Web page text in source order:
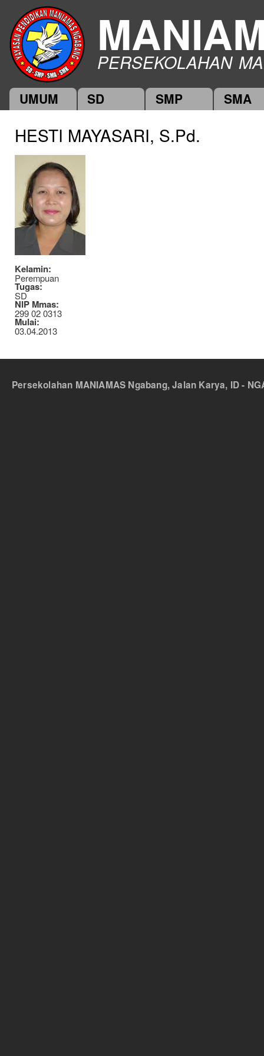
PERSEKOLAHAN
Main menu
UMUM SD SMP SMA
HESTI MAYASARI, S.Pd.
Kelamin:
Perempuan
Tugas:
SD
NIP Mmas:
299 02 0313
Mulai:
03.04.2013
Persekolahan MANIAMAS Ngabang, Jalan Karya, ID -